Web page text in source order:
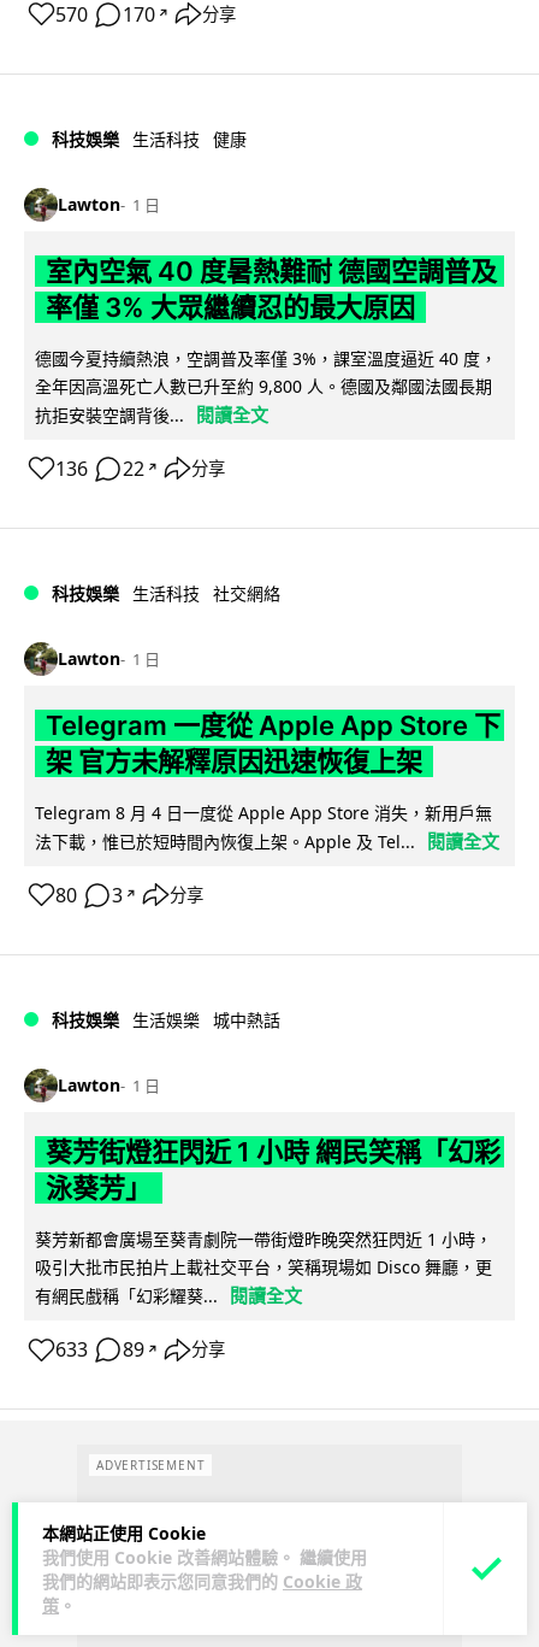
本網站正使用 Cookie
我們使用 Cookie 改善網站體驗。 繼續使用
我們的網站即表示您同意我們的 Cookie 政
策 。
570 170 ↗ 分享
科技娛樂 生活科技 健康
Lawton 1 日
室內空氣 40 度暑熱難耐 德國空調普及
率僅 3% 大眾繼續忍的最大原因
德國今夏持續熱浪，空調普及率僅 3%，課室溫度逼近 40 度，
全年因高溫死亡人數已升至約 9,800 人。德國及鄰國法國長期
抗拒安裝空調背後...
閱讀全文
136 22 ↗ 分享
科技娛樂 生活科技 社交網絡
Lawton 1 日
Telegram 一度從 Apple App Store 下
架 官方未解釋原因迅速恢復上架
Telegram 8 月 4 日一度從 Apple App Store 消失，新用戶無
法下載，惟已於短時間內恢復上架。Apple 及 Tel...
閱讀全文
80 3 ↗ 分享
科技娛樂 生活娛樂 城中熱話
Lawton 1 日
葵芳街燈狂閃近 1 小時 網民笑稱「幻彩
泳葵芳」
葵芳新都會廣場至葵青劇院一帶街燈昨晚突然狂閃近 1 小時，
吸引大批市民拍片上載社交平台，笑稱現場如 Disco 舞廳，更
有網民戲稱「幻彩耀葵...
閱讀全文
633 89 ↗ 分享
ADVERTISEMENT